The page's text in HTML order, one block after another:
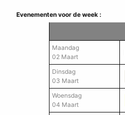
Evenementen voor de week :
Maandag
02 Maart
Dinsdag
03 Maart
Woensdag
04 Maart